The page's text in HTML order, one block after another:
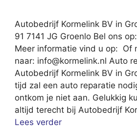
Autobedrijf Kormelink BV in
91 7141 JG Groenlo Bel ons
Meer informatie vind u op: Of
naar: info@kormelink.nl Auto
Autobedrijf Kormelink BV in
tijd zal een auto reparatie
ontkom je niet aan. Gelukkig
altijd terecht bij Autobedrijf
Lees verder